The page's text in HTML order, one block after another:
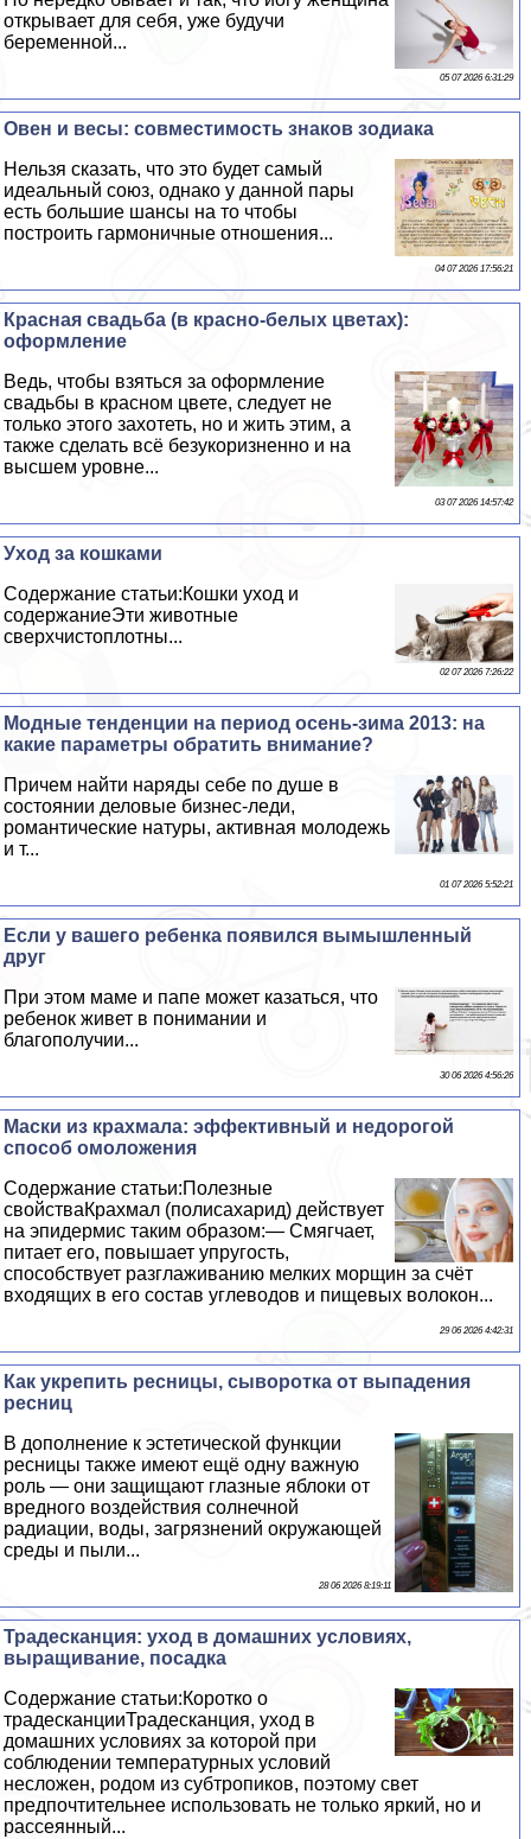
открывает для себя, уже будучи
беременной...
05 07 2026 6:31:29
Овен и весы: совместимость знаков зодиака
Нельзя сказать, что это будет самый
идеальный союз, однако у данной пары
есть большие шансы на то чтобы
построить гармоничные отношения...
04 07 2026 17:56:21
Красная свадьба (в красно-белых цветах):
оформление
Ведь, чтобы взяться за оформление
свадьбы в красном цвете, следует не
только этого захотеть, но и жить этим, а
также сделать всё безукоризненно и на
высшем уровне...
03 07 2026 14:57:42
Уход за кошками
Содержание статьи:Кошки уход и
содержаниеЭти животные
сверхчистоплотны...
02 07 2026 7:26:22
Модные тенденции на период осень-зима 2013: на
какие параметры обратить внимание?
Причем найти наряды себе по душе в
состоянии деловые бизнес-леди,
романтические натуры, активная молодежь
и т...
01 07 2026 5:52:21
Если у вашего ребенка появился вымышленный
друг
При этом маме и папе может казаться, что
ребенок живет в понимании и
благополучии...
30 06 2026 4:56:26
Маски из крахмала: эффективный и недорогой
способ омоложения
Содержание статьи:Полезные
свойстваКрахмал (полисахарид) действует
на эпидермис таким образом:— Смягчает,
питает его, повышает упругость,
способствует разглаживанию мелких морщин за счёт
входящих в его состав углеводов и пищевых волокон...
29 06 2026 4:42:31
Как укрепить ресницы, сыворотка от выпадения
ресниц
В дополнение к эстетической функции
ресницы также имеют ещё одну важную
роль — они защищают глазные яблоки от
вредного воздействия солнечной
радиации, воды, загрязнений окружающей
среды и пыли...
28 06 2026 8:19:11
Традесканция: уход в домашних условиях,
выращивание, посадка
Содержание статьи:Коротко о
традесканцииТрадесканция, уход в
домашних условиях за которой при
соблюдении температурных условий
несложен, родом из субтропиков, поэтому свет
предпочтительнее использовать не только яркий, но и
рассеянный...